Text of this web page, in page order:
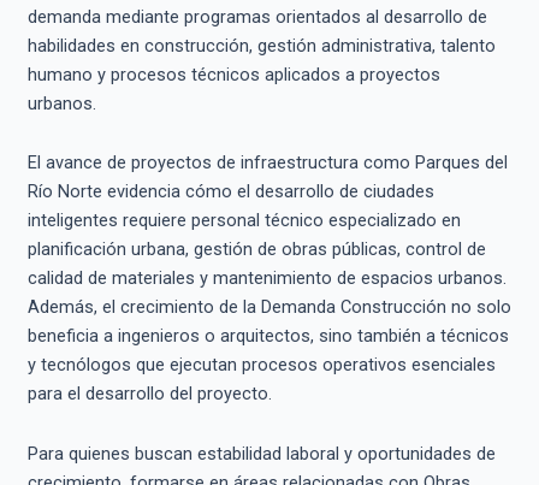
demanda mediante programas orientados al desarrollo de
habilidades en construcción, gestión administrativa, talento
humano y procesos técnicos aplicados a proyectos
urbanos.
El avance de proyectos de infraestructura como Parques del
Río Norte evidencia cómo el desarrollo de ciudades
inteligentes requiere personal técnico especializado en
planificación urbana, gestión de obras públicas, control de
calidad de materiales y mantenimiento de espacios urbanos.
Además, el crecimiento de la Demanda Construcción no solo
beneficia a ingenieros o arquitectos, sino también a técnicos
y tecnólogos que ejecutan procesos operativos esenciales
para el desarrollo del proyecto.
Para quienes buscan estabilidad laboral y oportunidades de